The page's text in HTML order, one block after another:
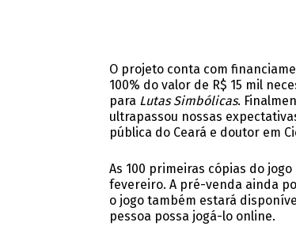
O projeto conta com
100% do valor de R$ 15 mil
para Lutas Simbólicas.
ultrapassou nossas
pública do Ceará e doutor em
As 100 primeiras cópias do
fevereiro. A pré-venda ainda
o jogo também estará
pessoa possa jogá-lo online.